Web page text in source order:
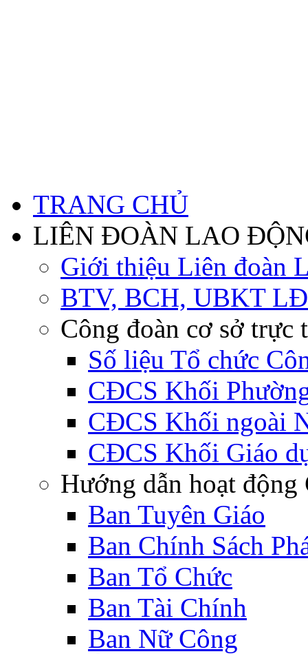
TRANG CHỦ
LIÊN ĐOÀN LAO
Giới thiệu Liên đoàn
BTV, BCH, UBKT
Công đoàn cơ sở trực
Số liệu Tổ chức
CĐCS Khối
CĐCS Khối ngoài
CĐCS Khối Giáo
Hướng dẫn hoạt động
Ban Tuyên Giáo
Ban Chính Sách
Ban Tổ Chức
Ban Tài Chính
Ban Nữ Công